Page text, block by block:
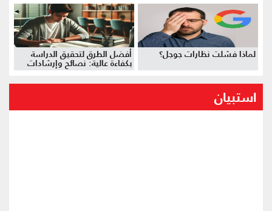
لماذا فشلت نظارات جوجل؟ أفضل الطرق لتحقيق الدراسة
بكفاءة عالية: نصائح وإرشادات
استبيان